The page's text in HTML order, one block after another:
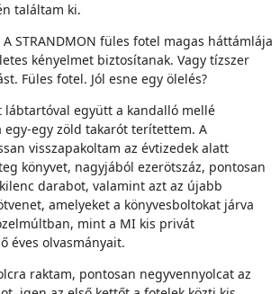
találtam ki.
A STRANDMON füles fotel magas háttámlája
kényelmet biztosítanak. Vagy tízszer
Füles fotel. Jól esne egy ölelés?
lábtartóval együtt a kandalló mellé
egy zöld takarót terítettem. A
visszapakoltam az évtizedek alatt
könyvet, nagyjából ezerötszáz, pontosan
darabot, valamint azt az újabb
amelyeket a könyvesboltokat járva
mint a MI kis privát
éves olvasmányait.
raktam, pontosan negyvennyolcat az